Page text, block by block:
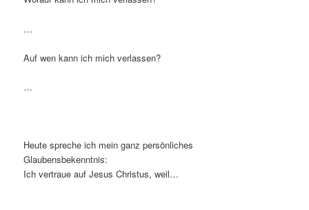
…
Auf wen kann ich mich verlassen?
…
Heute spreche ich mein ganz persönliches
Glaubensbekenntnis:
Ich vertraue auf Jesus Christus, weil…